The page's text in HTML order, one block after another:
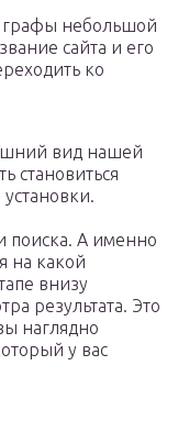
графы небольшой
сайта и его
ко
вид нашей
становиться
поиска. А именно
на какой
внизу
результата. Это
наглядно
у вас